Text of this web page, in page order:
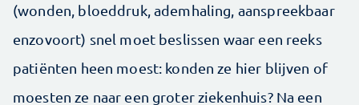
(wonden, bloeddruk, ademhaling, aanspreekbaar
enzovoort) snel moet beslissen waar een reeks
patiënten heen moest: konden ze hier blijven of
moesten ze naar een groter ziekenhuis? Na een